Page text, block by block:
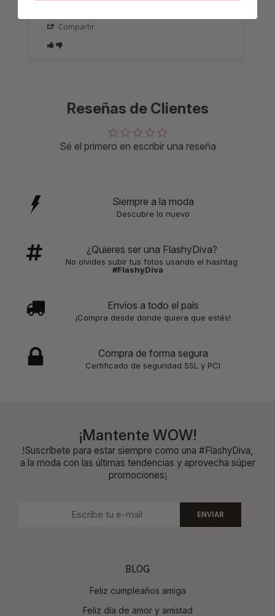
Compartir
Reseñas de Clientes
Sé el primero en escribir una reseña
Siempre a la moda
Descubre lo nuevo
¿Quieres ser una FlashyDiva?
No olvides subir tus fotos usando el hashtag
#FlashyDiva
Envíos a todo el país
¡Compra desde donde quiera que estés!
Compra de forma segura
Certificado de seguridad SSL y PCI
¡Mantente WOW!
!Suscríbete para estar siempre como una #FlashyDiva,
a la moda con las últimas tendencias y aprovecha súper
promociones¡
ENVIAR
BLOG
Feliz cumpleaños amiga
Feliz día de amor y amistad